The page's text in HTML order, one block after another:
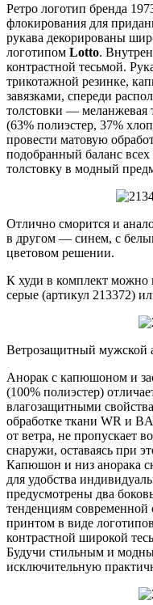
Ретро логотип бренда
флокирования для
рукава декорированы
логотипом Lotto.
контрастной тесьмой.
трикотажной резинке,
завязками, спереди
толстовки — меланжевая
(63% полиэстер, 37%
провести матовую
подобранный баланс всех
толстовку в модный
Отлично сморится и
в другом — синем, с
цветовом решении.
К худи в комплект можно
серые (артикул 213372)
Ветрозащитный мужской
Анорак с капюшоном и
(100% полиэстер)
влагозащитными
обработке ткани WR и
от ветра, не пропускает
снаружи, оставаясь при
Капюшон и низ анорака
для удобства
предусмотрены два
тенденциям современной
принтом в виде
контрастной широкой
Будучи стильным и
исключительную